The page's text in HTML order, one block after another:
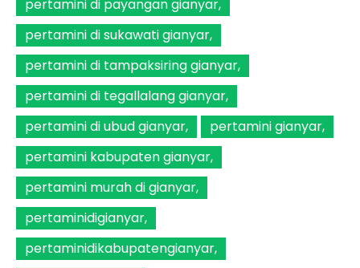
pertamini di payangan gianyar
pertamini di sukawati gianyar
pertamini di tampaksiring gianyar
pertamini di tegallalang gianyar
pertamini di ubud gianyar
pertamini gianyar
pertamini kabupaten gianyar
pertamini murah di gianyar
pertaminidigianyar
pertaminidikabupatengianyar